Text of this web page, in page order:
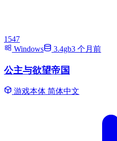
1547
Windows
3.4gb3 个月前
公主与欲望帝国
游戏本体 简体中文